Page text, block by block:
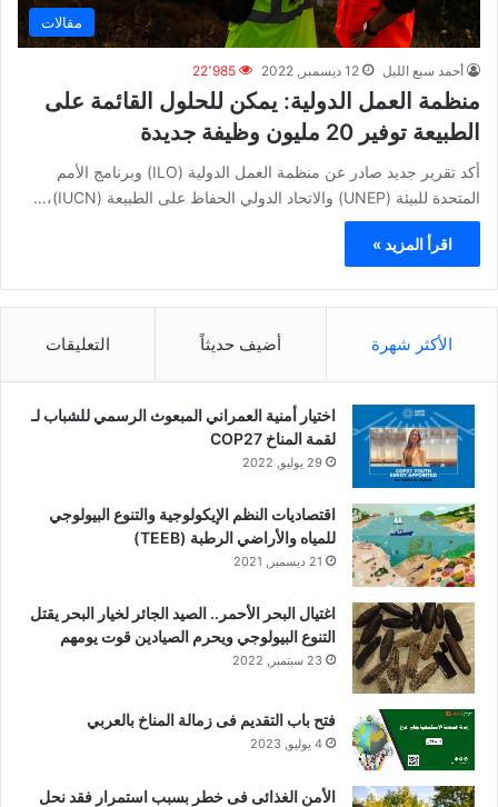
مقالات
أحمد سبع الليل 12 ديسمبر, 2022 22٬985
منظمة العمل الدولية: يمكن للحلول القائمة على
الطبيعة توفير 20 مليون وظيفة جديدة
أكد تقرير جديد صادر عن منظمة العمل الدولية (ILO) وبرنامج الأمم
المتحدة للبيئة (UNEP) والاتحاد الدولي الحفاظ على الطبيعة (IUCN)،…
اقرأ المزيد »
الأكثر شهرة أضيف حديثاً التعليقات
اختيار أمنية العمراني المبعوث الرسمي للشباب لـ
لقمة المناخ COP27
29 يوليو, 2022
اقتصاديات النظم الإيكولوجية والتنوع البيولوجي
للمياه والأراضي الرطبة (TEEB)
21 ديسمبر, 2021
اغتيال البحر الأحمر.. الصيد الجائر لخيار البحر يقتل
التنوع البيولوجي ويحرم الصيادين قوت يومهم
23 سبتمبر, 2022
فتح باب التقديم فى زمالة المناخ بالعربي
4 يوليو, 2023
الأمن الغذائى فى خطر بسبب استمرار فقد نحل